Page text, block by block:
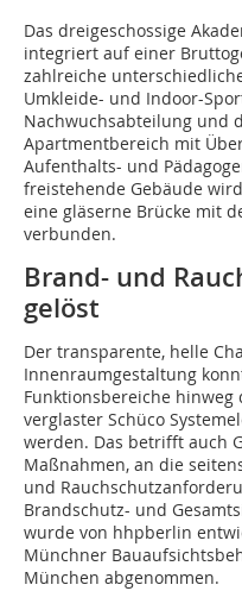
Das dreigeschossige
integriert auf einer
zahlreiche
Umkleide- und Indoor-
Nachwuchsabteilung und
Apartmentbereich mit
Aufenthalts- und
freistehende Gebäude
eine gläserne Brücke mit
verbunden.
Brand- und
gelöst
Der transparente, helle
Innenraumgestaltung
Funktionsbereiche
verglaster Schüco
werden. Das betrifft auch
Maßnahmen, an die
und
Brandschutz- und
wurde von hhpberlin
Münchner
München abgenommen.